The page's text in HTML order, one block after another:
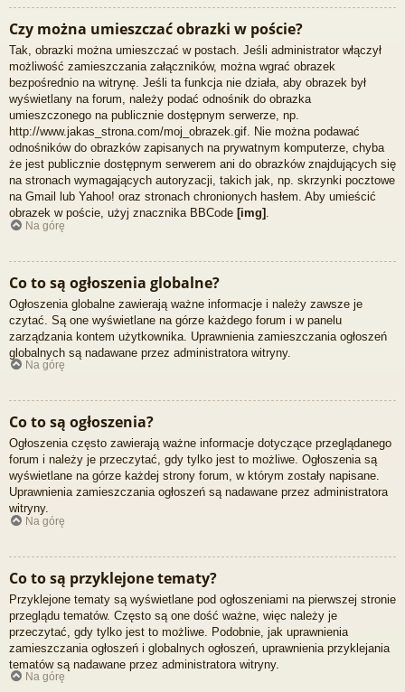
Czy można umieszczać obrazki w poście?
Tak, obrazki można umieszczać w postach. Jeśli administrator włączył
możliwość zamieszczania załączników, można wgrać obrazek
bezpośrednio na witrynę. Jeśli ta funkcja nie działa, aby obrazek był
wyświetlany na forum, należy podać odnośnik do obrazka
umieszczonego na publicznie dostępnym serwerze, np.
http://www.jakas_strona.com/moj_obrazek.gif. Nie można podawać
odnośników do obrazków zapisanych na prywatnym komputerze, chyba
że jest publicznie dostępnym serwerem ani do obrazków znajdujących się
na stronach wymagających autoryzacji, takich jak, np. skrzynki pocztowe
na Gmail lub Yahoo! oraz stronach chronionych hasłem. Aby umieścić
obrazek w poście, użyj znacznika BBCode [img] .
Na górę
Co to są ogłoszenia globalne?
Ogłoszenia globalne zawierają ważne informacje i należy zawsze je
czytać. Są one wyświetlane na górze każdego forum i w panelu
zarządzania kontem użytkownika. Uprawnienia zamieszczania ogłoszeń
globalnych są nadawane przez administratora witryny.
Na górę
Co to są ogłoszenia?
Ogłoszenia często zawierają ważne informacje dotyczące przeglądanego
forum i należy je przeczytać, gdy tylko jest to możliwe. Ogłoszenia są
wyświetlane na górze każdej strony forum, w którym zostały napisane.
Uprawnienia zamieszczania ogłoszeń są nadawane przez administratora
witryny.
Na górę
Co to są przyklejone tematy?
Przyklejone tematy są wyświetlane pod ogłoszeniami na pierwszej stronie
przeglądu tematów. Często są one dość ważne, więc należy je
przeczytać, gdy tylko jest to możliwe. Podobnie, jak uprawnienia
zamieszczania ogłoszeń i globalnych ogłoszeń, uprawnienia przyklejania
tematów są nadawane przez administratora witryny.
Na górę